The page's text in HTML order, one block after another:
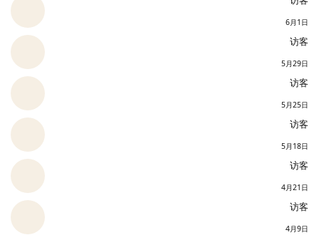
6月1日
访客
5月29日
访客
5月25日
访客
5月18日
访客
4月21日
访客
4月9日